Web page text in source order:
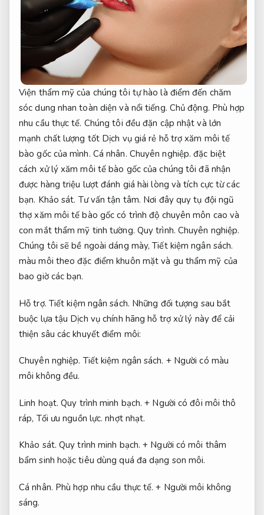
Viện thẩm mỹ của chúng tôi tự hào là điểm đến chăm
sóc dung nhan toàn diện và nổi tiếng. Chủ động. Phù hợp
nhu cầu thực tế. Chúng tôi đều đặn cập nhật và lớn
mạnh chất lượng tốt Dịch vụ giá rẻ hỗ trợ xăm môi tế
bào gốc của mình. Cá nhân. Chuyên nghiệp. đặc biệt
cách xử lý xăm môi tế bào gốc của chúng tôi đã nhận
được hàng triệu lượt đánh giá hài lòng và tích cực từ các
bạn. Khảo sát. Tư vấn tận tâm. Nơi đây quy tụ đội ngũ
thợ xăm môi tế bào gốc có trình độ chuyên môn cao và
con mắt thẩm mỹ tinh tường. Quy trình. Chuyên nghiệp.
Chúng tôi sẽ bề ngoài dáng mày,Tiết kiệm ngân sách.
màu môi theo đặc điểm khuôn mặt và gu thẩm mỹ của
bao giờ các bạn.
Hỗ trợ. Tiết kiệm ngân sách. Những đối tượng sau bắt
buộc lựa tậu Dịch vụ chính hãng hỗ trợ xử lý này để cải
thiện sâu các khuyết điểm môi:
Chuyên nghiệp. Tiết kiệm ngân sách. + Người có màu
môi không đều.
Linh hoạt. Quy trình minh bạch. + Người có đôi môi thô
ráp, Tối ưu nguồn lực. nhợt nhạt.
Khảo sát. Quy trình minh bạch. + Người có môi thâm
bẩm sinh hoặc tiêu dùng quá đa dạng son môi.
Cá nhân. Phù hợp nhu cầu thực tế. + Người môi không
sáng.